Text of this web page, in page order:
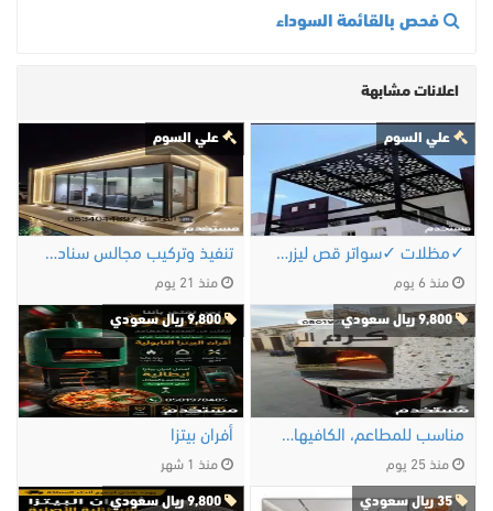
فحص بالقائمة السوداء
اعلانات مشابهة
علي السوم
✓مظلات ✓سواتر قص ليزر✓ برجولات✓ لكزان✓ …
منذ 6 يوم
علي السوم
تنفيذ وتركيب مجالس سنادويش بنل الرياض 0534044697
منذ 21 يوم
9,800 ريال سعودي
مناسب للمطاعم، الكافيهات، المشاريع …
منذ 25 يوم
9,800 ريال سعودي
أفران بيتزا
منذ 1 شهر
35 ريال سعودي 9,800 ريال سعودي